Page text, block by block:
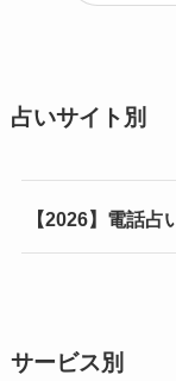
占いサイト別
【2026】電話
サービス別